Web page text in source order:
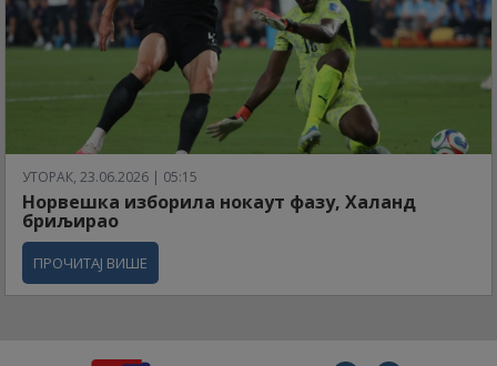
УТОРАК, 23.06.2026 | 05:15
Норвешка изборила нокаут фазу, Халанд
бриљирао
ПРОЧИТАЈ ВИШЕ